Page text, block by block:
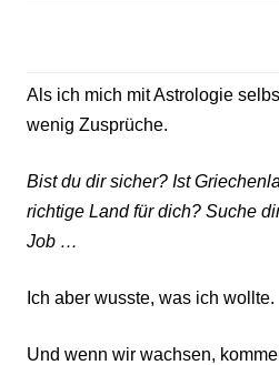
Als ich mich mit Astrologie
wenig Zusprüche.
Bist du dir sicher? Ist
richtige Land für dich? Suche
Job …
Ich aber wusste, was ich wollte.
Und wenn wir wachsen,